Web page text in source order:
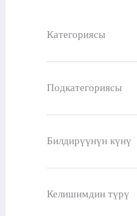
Категориясы
Подкатегориясы
Билдирүүнүн күнү
Келишимдин түрү